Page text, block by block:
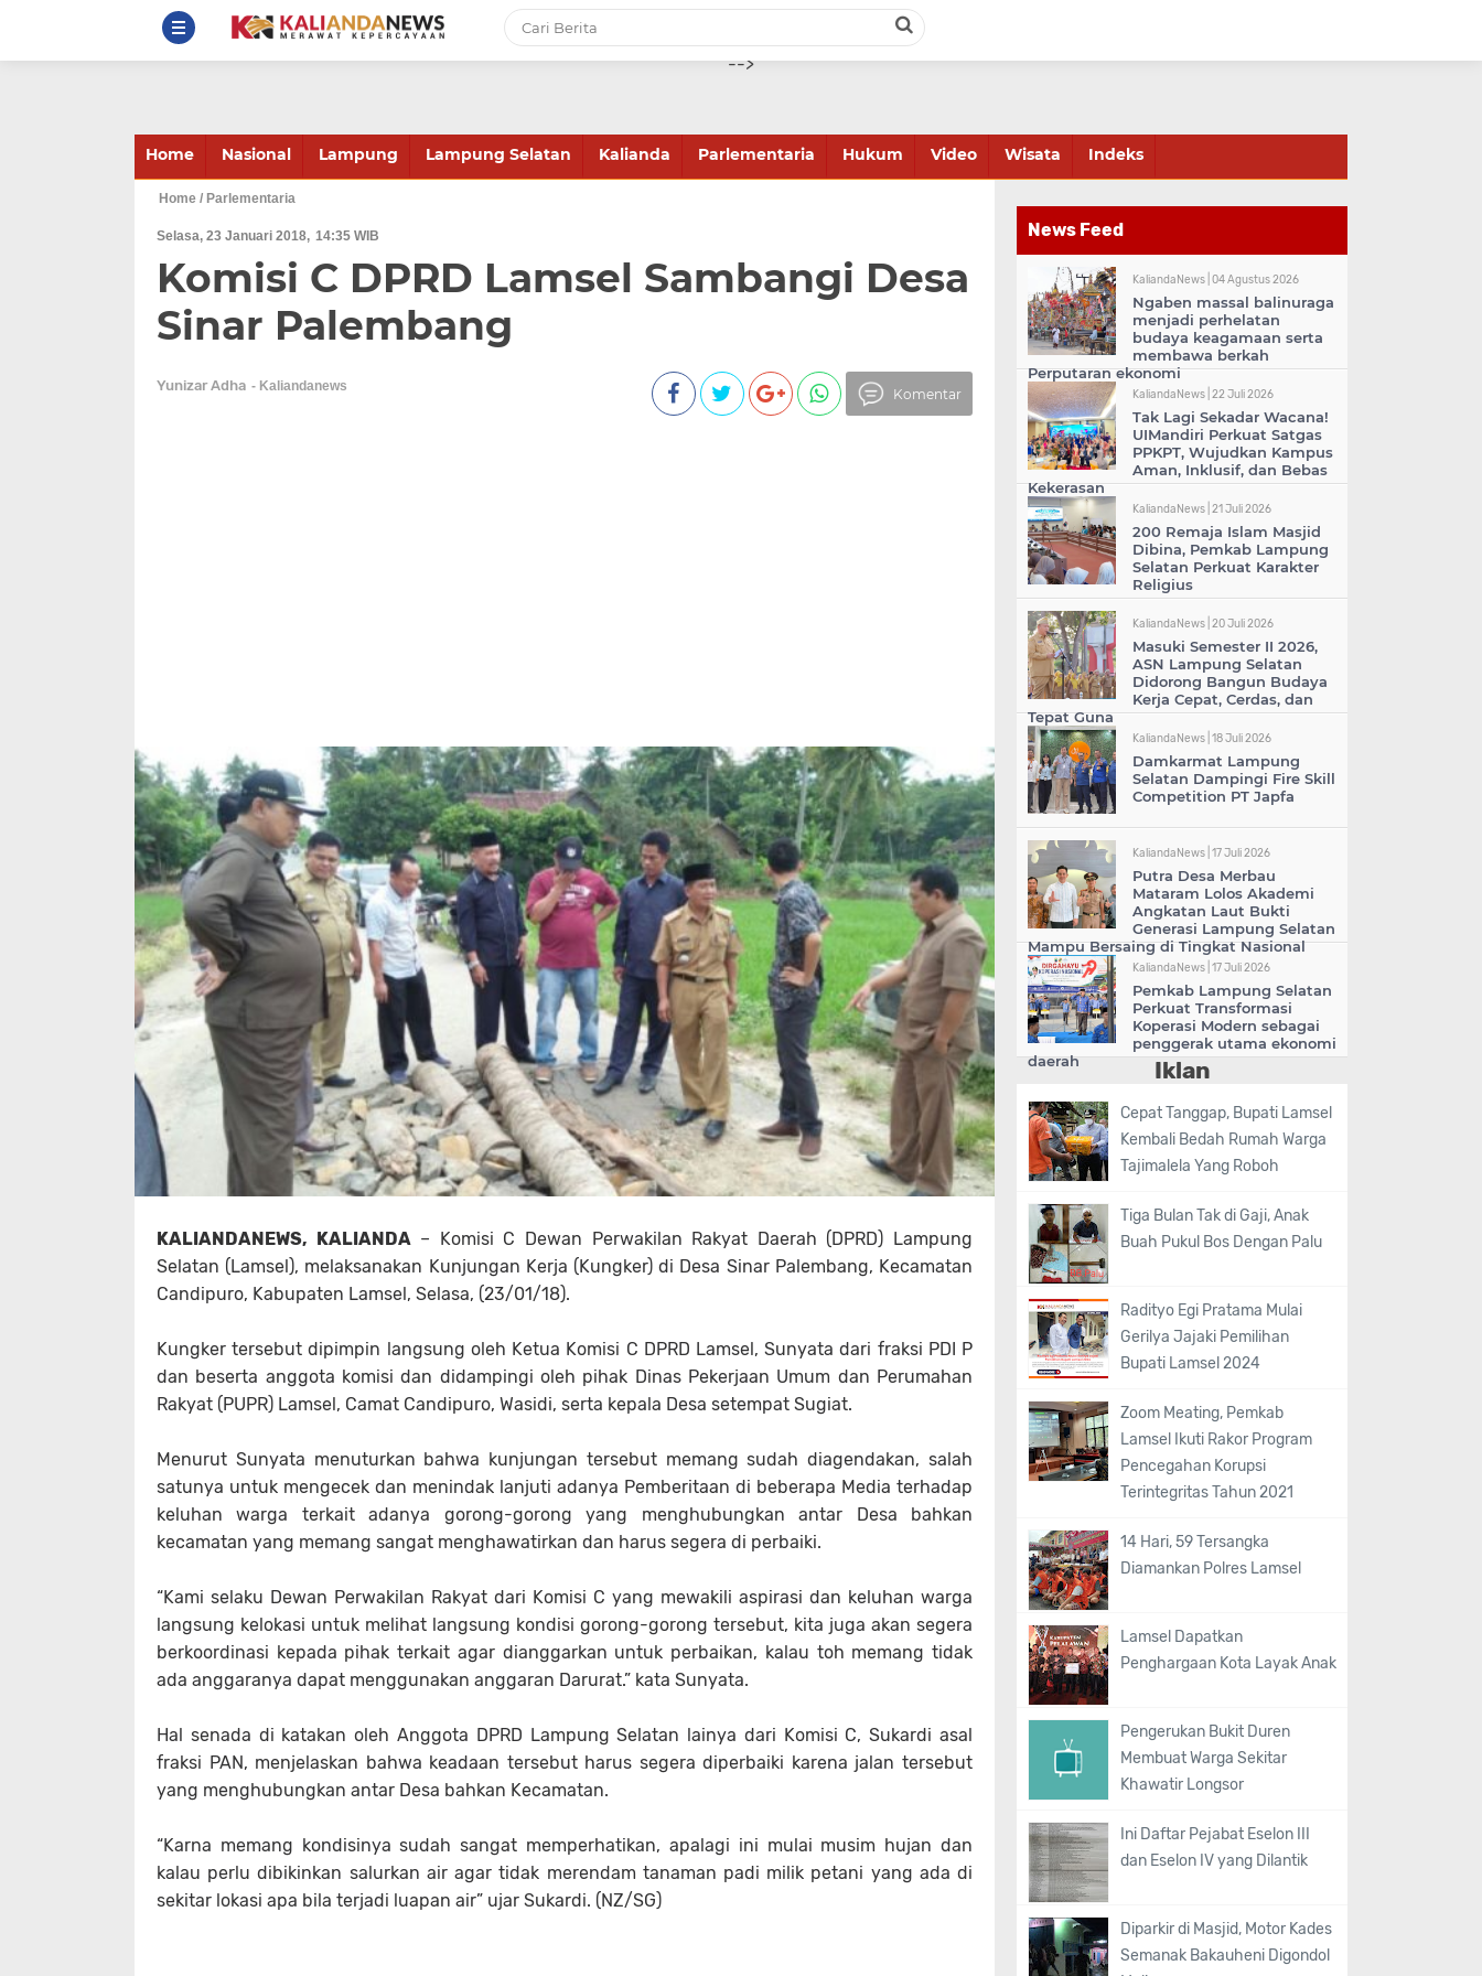
-->
Home Nasional Lampung Lampung Selatan Kalianda Parlementaria Hukum Video Wisata Indeks
Home / Parlementaria
Selasa, 23 Januari 2018 14:35 WIB
Komisi C DPRD Lamsel Sambangi Desa
Sinar Palembang
Yunizar Adha
Komentar
KALIANDANEWS, KALIANDA– Komisi C Dewan Perwakilan Rakyat Daerah (DPRD) Lampung
Selatan (Lamsel), melaksanakan Kunjungan Kerja (Kungker) di Desa Sinar Palembang, Kecamatan
Candipuro, Kabupaten Lamsel, Selasa, (23/01/18).
Kungker tersebut dipimpin langsung oleh Ketua Komisi C DPRD Lamsel, Sunyata dari fraksi PDI P
dan beserta anggota komisi dan didampingi oleh pihak Dinas Pekerjaan Umum dan Perumahan
Rakyat (PUPR) Lamsel, Camat Candipuro, Wasidi, serta kepala Desa setempat Sugiat.
Menurut Sunyata menuturkan bahwa kunjungan tersebut memang sudah diagendakan, salah
satunya untuk mengecek dan menindak lanjuti adanya Pemberitaan di beberapa Media terhadap
keluhan warga terkait adanya gorong-gorong yang menghubungkan antar Desa bahkan
kecamatan yang memang sangat menghawatirkan dan harus segera di perbaiki.
“Kami selaku Dewan Perwakilan Rakyat dari Komisi C yang mewakili aspirasi dan keluhan warga
langsung kelokasi untuk melihat langsung kondisi gorong-gorong tersebut, kita juga akan segera
berkoordinasi kepada pihak terkait agar dianggarkan untuk perbaikan, kalau toh memang tidak
ada anggaranya dapat menggunakan anggaran Darurat.” kata Sunyata.
Hal senada di katakan oleh Anggota DPRD Lampung Selatan lainya dari Komisi C, Sukardi asal
fraksi PAN, menjelaskan bahwa keadaan tersebut harus segera diperbaiki karena jalan tersebut
yang menghubungkan antar Desa bahkan Kecamatan.
“Karna memang kondisinya sudah sangat memperhatikan, apalagi ini mulai musim hujan dan
kalau perlu dibikinkan salurkan air agar tidak merendam tanaman padi milik petani yang ada di
sekitar lokasi apa bila terjadi luapan air” ujar Sukardi. (NZ/SG)
News Feed
KaliandaNews | 04 Agustus 2026
Ngaben massal balinuraga
menjadi perhelatan
budaya keagamaan serta
membawa berkah
Perputaran ekonomi
KaliandaNews | 22 Juli 2026
Tak Lagi Sekadar Wacana!
UIMandiri Perkuat Satgas
PPKPT, Wujudkan Kampus
Aman, Inklusif, dan Bebas
Kekerasan
KaliandaNews | 21 Juli 2026
200 Remaja Islam Masjid
Dibina, Pemkab Lampung
Selatan Perkuat Karakter
Religius
KaliandaNews | 20 Juli 2026
Masuki Semester II 2026,
ASN Lampung Selatan
Didorong Bangun Budaya
Kerja Cepat, Cerdas, dan
Tepat Guna
KaliandaNews | 18 Juli 2026
Damkarmat Lampung
Selatan Dampingi Fire Skill
Competition PT Japfa
KaliandaNews | 17 Juli 2026
Putra Desa Merbau
Mataram Lolos Akademi
Angkatan Laut Bukti
Generasi Lampung Selatan
Mampu Bersaing di Tingkat Nasional
KaliandaNews | 17 Juli 2026
Pemkab Lampung Selatan
Perkuat Transformasi
Koperasi Modern sebagai
penggerak utama ekonomi
daerah
Iklan
Cepat Tanggap, Bupati Lamsel
Kembali Bedah Rumah Warga
Tajimalela Yang Roboh
Tiga Bulan Tak di Gaji, Anak
Buah Pukul Bos Dengan Palu
Radityo Egi Pratama Mulai
Gerilya Jajaki Pemilihan
Bupati Lamsel 2024
Zoom Meating, Pemkab
Lamsel Ikuti Rakor Program
Pencegahan Korupsi
Terintegritas Tahun 2021
14 Hari, 59 Tersangka
Diamankan Polres Lamsel
Lamsel Dapatkan
Penghargaan Kota Layak Anak
Pengerukan Bukit Duren
Membuat Warga Sekitar
Khawatir Longsor
Ini Daftar Pejabat Eselon III
dan Eselon IV yang Dilantik
Diparkir di Masjid, Motor Kades
Semanak Bakauheni Digondol